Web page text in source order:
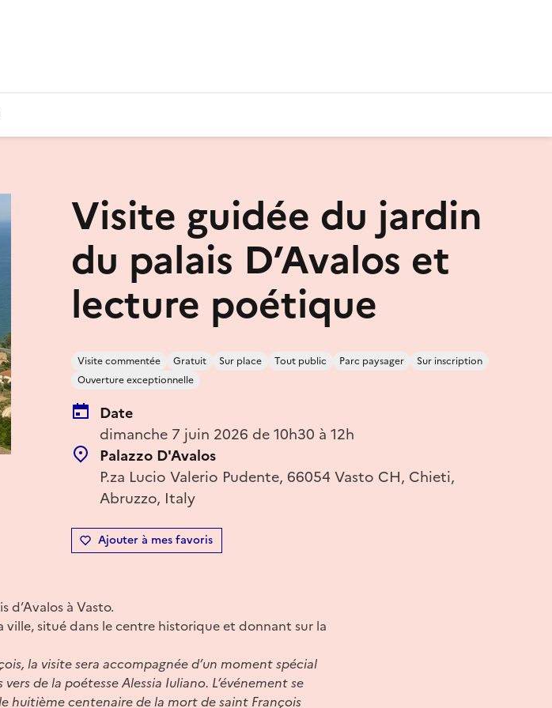
Visite guidée du jardin
du palais D’Avalos et
lecture poétique
Visite commentée Gratuit Sur place Tout public Parc paysager
Sur inscription
Ouverture exceptionnelle
Date
dimanche 7 juin 2026 de 10h30 à 12h
Palazzo D'Avalos
P.za Lucio Valerio Pudente, 66054 Vasto CH, Chieti,
Abruzzo, Italy
Ajouter à mes favoris
d’Avalos à Vasto.
situé dans le centre historique et donnant sur la
la visite sera accompagnée d’un moment spécial
de la poétesse Alessia Iuliano. L’événement se
huitième centenaire de la mort de saint François